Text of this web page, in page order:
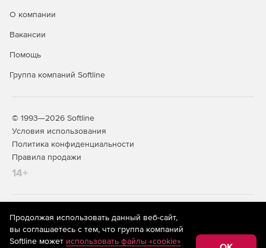
О компании
Вакансии
Помощь
Группа компаний Softline
© 1993—2026 Softline
Условия использования
Политика конфиденциальности
Правила продажи
14+
На информационном ресурсе store.softline.ru применяются
рекомендательные технологии
(информационные технологии
предоставления информации на основе сбора,
систематизации и анализа сведений, относящихся к
Продолжая использовать данный веб-сайт,
вы соглашаетесь с тем, что группа компаний
Softline может использовать файлы «cookie»